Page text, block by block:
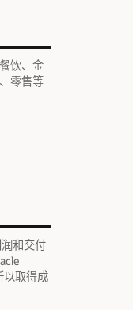
饮、金
零售等
和交付
以取得成